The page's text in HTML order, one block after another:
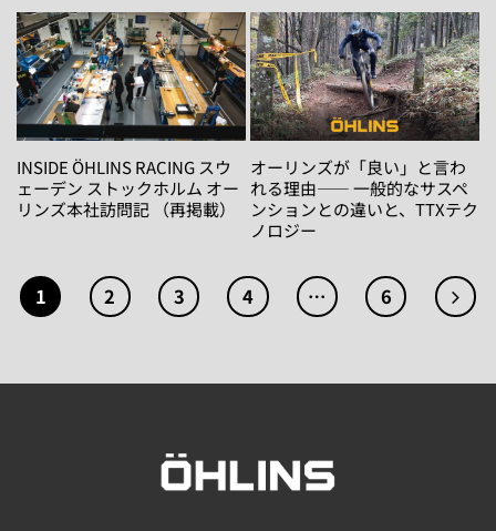
ョ
ン
は
商
品
ペ
ー
ジ
か
択
で
ン
は
商
品
ペ
ー
ジ
か
ら
択
で
き
INSIDE ÖHLINS RACING スウ
ェーデン ストックホルム オー
リンズ本社訪問記 （再掲載）
オーリンズが「良い」と言わ
れる理由―― 一般的なサスペ
ンションとの違いと、TTXテク
ノロジー
1 2 3 4 … 6